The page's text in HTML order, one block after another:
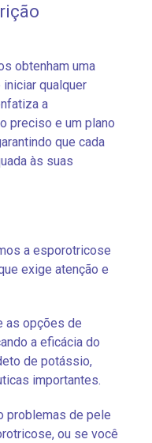
obtenham uma
qualquer
a
preciso e um plano
que cada
às suas
a esporotricose
exige atenção e
as opções de
a eficácia do
de potássio,
importantes.
problemas de pele
ou se você